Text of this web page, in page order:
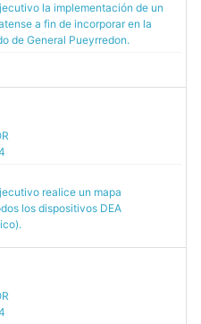
la implementación de un
a fin de incorporar en la
de General Pueyrredon.
realice un mapa
los dispositivos DEA